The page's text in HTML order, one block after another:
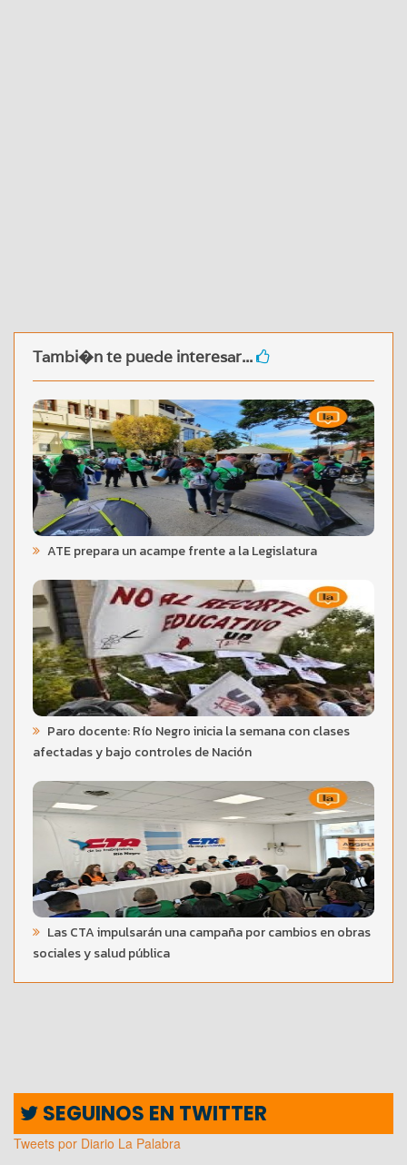
Tambi�n te puede interesar...
ATE prepara un acampe frente a la Legislatura
Paro docente: Río Negro inicia la semana con clases
afectadas y bajo controles de Nación
Las CTA impulsarán una campaña por cambios en obras
sociales y salud pública
SEGUINOS EN TWITTER
Tweets por Diario La Palabra